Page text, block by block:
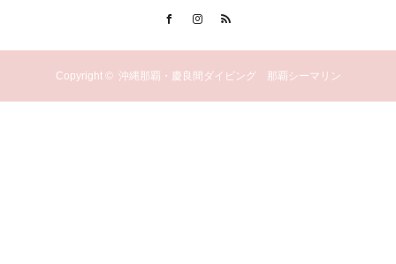
FacebookInstagram
Copyright © 沖縄那覇・慶良間ダイビング 那覇シーマリン